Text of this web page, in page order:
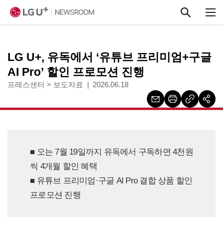
LG U+, 유독에서 ‘유튜브 프리미엄+구글
AI Pro’ 할인 프로모션 진행
프레스센터 > 보도자료 2026.06.18
■ 오는 7월 19일까지 유독에서 구독하면 4천원
씩 4개월 할인 혜택
■ 유튜브 프리미엄·구글 AI Pro 결합 상품 할인
프로모션 진행